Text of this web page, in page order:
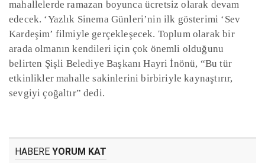
mahallelerde ramazan boyunca ücretsiz olarak devam
edecek. ‘Yazlık Sinema Günleri’nin ilk gösterimi ‘Sev
Kardeşim’ filmiyle gerçekleşecek. Toplum olarak bir
arada olmanın kendileri için çok önemli olduğunu
belirten Şişli Belediye Başkanı Hayri İnönü, “Bu tür
etkinlikler mahalle sakinlerini birbiriyle kaynaştırır,
sevgiyi çoğaltır” dedi.
HABERE YORUM KAT